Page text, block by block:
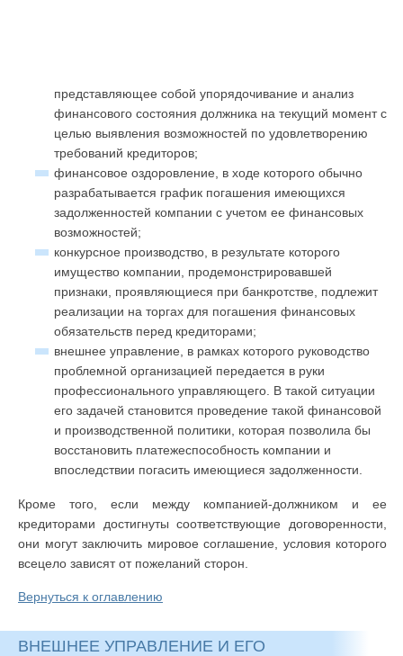
представляющее собой упорядочивание и анализ
финансового состояния должника на текущий момент с
целью выявления возможностей по удовлетворению
требований кредиторов;
финансовое оздоровление, в ходе которого обычно
разрабатывается график погашения имеющихся
задолженностей компании с учетом ее финансовых
возможностей;
конкурсное производство, в результате которого
имущество компании, продемонстрировавшей
признаки, проявляющиеся при банкротстве, подлежит
реализации на торгах для погашения финансовых
обязательств перед кредиторами;
внешнее управление, в рамках которого руководство
проблемной организацией передается в руки
профессионального управляющего. В такой ситуации
его задачей становится проведение такой финансовой
и производственной политики, которая позволила бы
восстановить платежеспособность компании и
впоследствии погасить имеющиеся задолженности.
Кроме того, если между компанией-должником и ее
кредиторами достигнуты соответствующие договоренности,
они могут заключить мировое соглашение, условия которого
всецело зависят от пожеланий сторон.
Вернуться к оглавлению
ВНЕШНЕЕ УПРАВЛЕНИЕ И ЕГО